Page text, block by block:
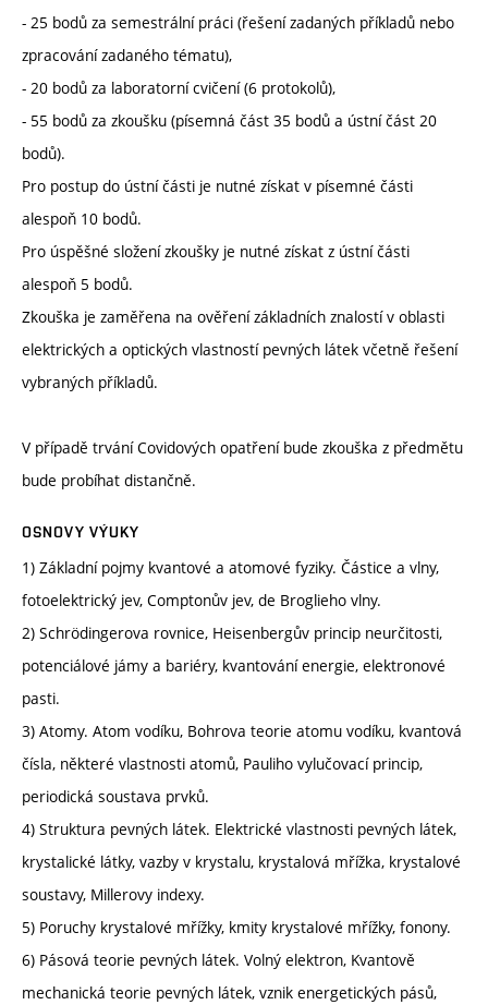
- 25 bodů za semestrální práci (řešení zadaných příkladů nebo
zpracování zadaného tématu),
- 20 bodů za laboratorní cvičení (6 protokolů),
- 55 bodů za zkoušku (písemná část 35 bodů a ústní část 20
bodů).
Pro postup do ústní části je nutné získat v písemné části
alespoň 10 bodů.
Pro úspěšné složení zkoušky je nutné získat z ústní části
alespoň 5 bodů.
Zkouška je zaměřena na ověření základních znalostí v oblasti
elektrických a optických vlastností pevných látek včetně řešení
vybraných příkladů.
V případě trvání Covidových opatření bude zkouška z předmětu
bude probíhat distančně.
OSNOVY VÝUKY
1) Základní pojmy kvantové a atomové fyziky. Částice a vlny,
fotoelektrický jev, Comptonův jev, de Broglieho vlny.
2) Schrödingerova rovnice, Heisenbergův princip neurčitosti,
potenciálové jámy a bariéry, kvantování energie, elektronové
pasti.
3) Atomy. Atom vodíku, Bohrova teorie atomu vodíku, kvantová
čísla, některé vlastnosti atomů, Pauliho vylučovací princip,
periodická soustava prvků.
4) Struktura pevných látek. Elektrické vlastnosti pevných látek,
krystalické látky, vazby v krystalu, krystalová mřížka, krystalové
soustavy, Millerovy indexy.
5) Poruchy krystalové mřížky, kmity krystalové mřížky, fonony.
6) Pásová teorie pevných látek. Volný elektron, Kvantově
mechanická teorie pevných látek, vznik energetických pásů,